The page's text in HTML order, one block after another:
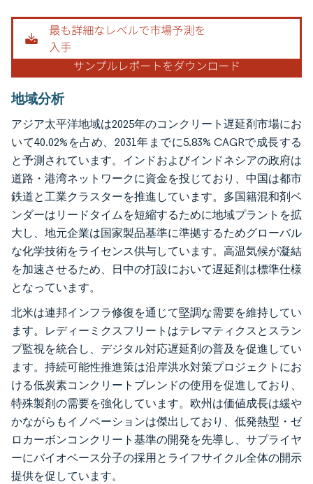
地域分析
アジア太平洋地域は2025年のコンクリート遅延剤市場にお
いて40.02%を占め、2031年までに5.83% CAGRで成長する
と予測されています。インドおよびインドネシアの政府は
道路・港湾ネットワークに資金を投じており、中国は都市
鉄道と工業クラスターを推進しています。多国籍混和剤ベ
ンダーはリードタイムを短縮するために地域プラントを拡
大し、地元企業は国家製品基準に準拠するためグローバル
な化学技術をライセンス供与しています。高温気候が凝結
を加速させるため、日中の打設において遅延剤は標準仕様
となっています。
北米は連邦インフラ修復を通じて堅調な需要を維持してい
ます。レディーミクスフリートはテレマティクスとスラン
プ監視を統合し、デジタル対応遅延剤の普及を促進してい
ます。持続可能性推進策は沿岸洪水対策プロジェクトにお
ける低炭素コンクリートブレンドの使用を促進しており、
特殊製剤の需要を強化しています。欧州は価値成長は緩や
かながらもイノベーションは傑出しており、低発熱型・ゼ
ロカーボンコンクリート基準の開発を先導し、サプライヤ
ーにバイオベース分子の採用とライフサイクル全体の開示
提供を促しています。